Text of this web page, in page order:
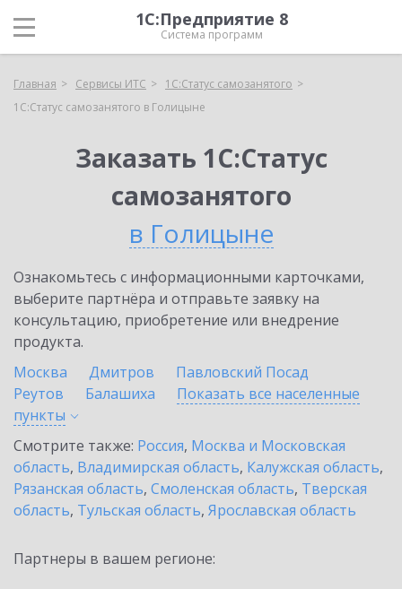
1С:Предприятие 8
Система программ
Главная Сервисы ИТС
1С:Статус самозанятого
1С:Статус самозанятого в Голицыне
Заказать 1С:Статус
самозанятого
в Голицыне
Ознакомьтесь с информационными карточками,
выберите партнёра и отправьте заявку на
консультацию, приобретение или внедрение
продукта.
Москва
Дмитров
Павловский Посад
Реутов
Балашиха
Показать все населенные
пункты
Смотрите также: Россия, Москва и Московская
область, Владимирская область, Калужская область,
Рязанская область, Смоленская область, Тверская
область, Тульская область, Ярославская область
Партнеры в вашем регионе: